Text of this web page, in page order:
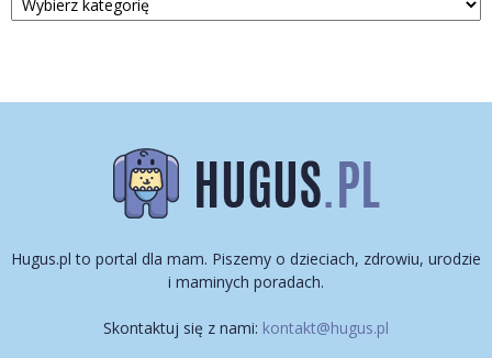
Hugus.pl to portal dla mam. Piszemy o dzieciach, zdrowiu, urodzie
i maminych poradach.
Skontaktuj się z nami: kontakt@hugus.pl